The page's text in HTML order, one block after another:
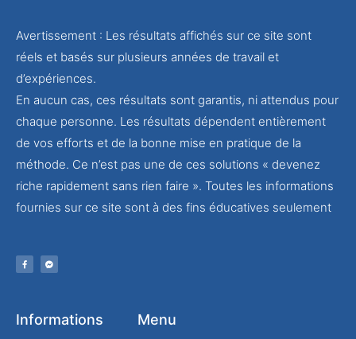
Avertissement : Les résultats affichés sur ce site sont
réels et basés sur plusieurs années de travail et
d’expériences.
En aucun cas, ces résultats sont garantis, ni attendus pour
chaque personne. Les résultats dépendent entièrement
de vos efforts et de la bonne mise en pratique de la
méthode. Ce n’est pas une de ces solutions « devenez
riche rapidement sans rien faire ». Toutes les informations
fournies sur ce site sont à des fins éducatives seulement
Informations Menu